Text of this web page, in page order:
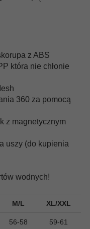
z ABS
która nie chłonie
360 za pomocą
z magnetycznym
uszy (do kupienia
wodnych!
M/L XL/XXL
56-58 59-61